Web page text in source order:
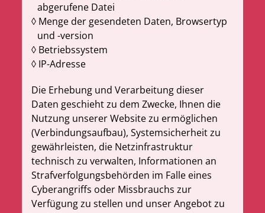
abgerufene Datei
Menge der gesendeten Daten, Browsertyp
und -version
Betriebssystem
IP-Adresse
Die Erhebung und Verarbeitung dieser
Daten geschieht zu dem Zwecke, Ihnen die
Nutzung unserer Website zu ermöglichen
(Verbindungsaufbau), Systemsicherheit zu
gewährleisten, die Netzinfrastruktur
technisch zu verwalten, Informationen an
Strafverfolgungsbehörden im Falle eines
Cyberangriffs oder Missbrauchs zur
Verfügung zu stellen und unser Angebot zu